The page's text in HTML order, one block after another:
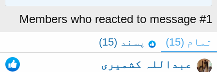
Members who reacted to message #1
تمام (15) پسند (15)
عبداللہ کشمیری